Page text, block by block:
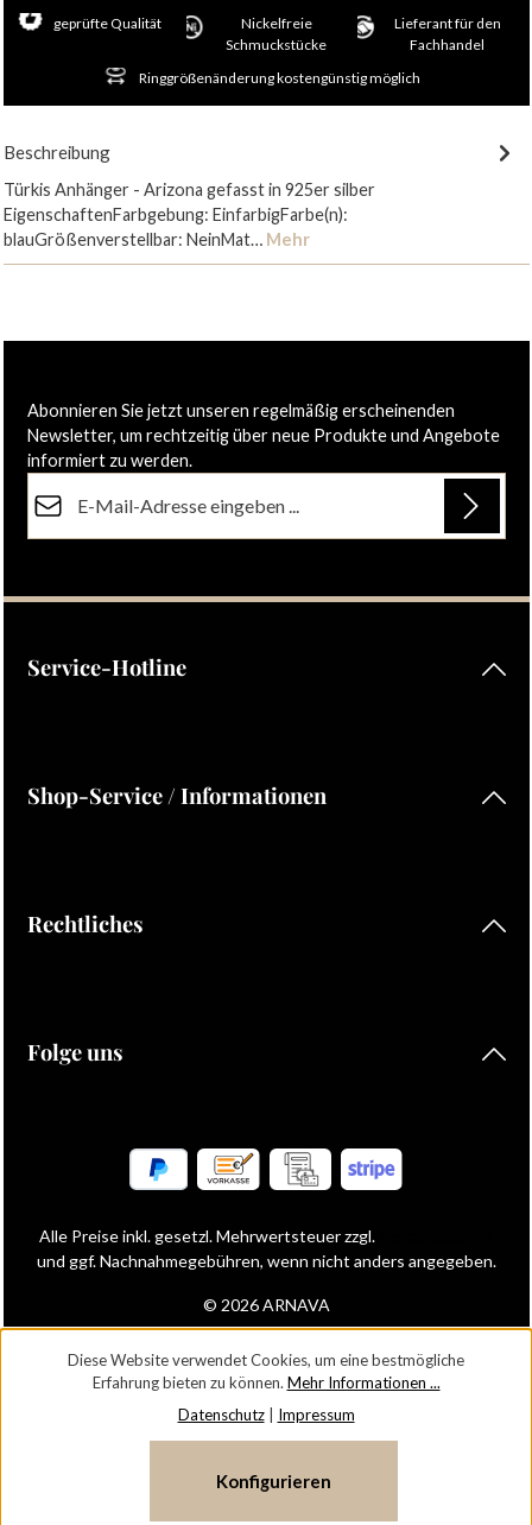
geprüfte Qualität
Nickelfreie
Schmuckstücke
Lieferant für den
Fachhandel
Ringgrößenänderung kostengünstig möglich
Beschreibung
Türkis Anhänger - Arizona gefasst in 925er silber
EigenschaftenFarbgebung: EinfarbigFarbe(n):
blauGrößenverstellbar: NeinMat… Mehr
Abonnieren Sie jetzt unseren regelmäßig erscheinenden
Newsletter, um rechtzeitig über neue Produkte und Angebote
informiert zu werden.
Ich habe dieDatenschutzbestimmungenzur Kenntnis
Service-Hotline
Shop-Service / Informationen
Rechtliches
Folge uns
© 2026 ARNAVA
Alle Preise inkl. gesetzl. Mehrwertsteuer zzgl.
und ggf. Nachnahmegebühren, wenn nicht anders angegeben.
Diese Website verwendet Cookies, um eine bestmögliche
Erfahrung bieten zu können. Mehr Informationen ...
Datenschutz| Impressum
Konfigurieren